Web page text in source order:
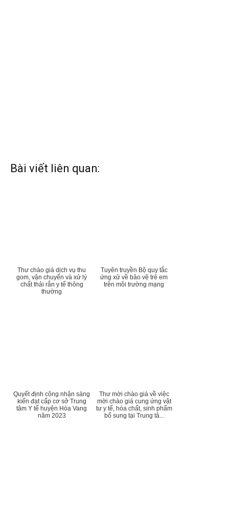
Bài viết liên quan:
Thư chào giá dịch vụ thu
gom, vận chuyển và xử lý
chất thải rắn y tế thông
thường
Tuyên truyền Bộ quy tắc
ứng xử về bảo vệ trẻ em
trên môi trường mạng
Quyết định công nhận sáng
kiến đạt cấp cơ sở Trung
tâm Y tế huyện Hòa Vang
năm 2023
Thư mời chào giá về việc
mời chào giá cung ứng vật
tư y tế, hóa chất, sinh phẩm
bổ sung tại Trung tâ...